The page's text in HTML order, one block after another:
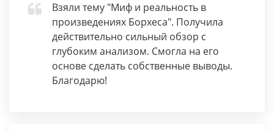
Взяли тему "Миф и реальность в
произведениях Борхеса". Получила
действительно сильный обзор с
глубоким анализом. Смогла на его
основе сделать собственные выводы.
Благодарю!